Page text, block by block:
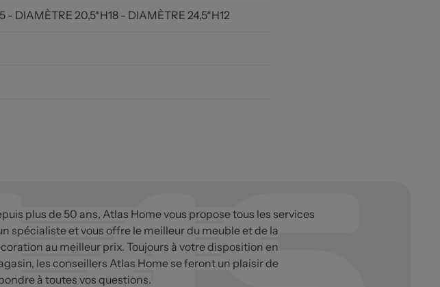
- DIAMÈTRE 20,5*H18 - DIAMÈTRE 24,5*H12
plus de 50 ans, Atlas Home vous propose tous les services
spécialiste et vous offre le meilleur du meuble et de la
au meilleur prix. Toujours à votre disposition en
les conseillers Atlas Home se feront un plaisir de
à toutes vos questions.